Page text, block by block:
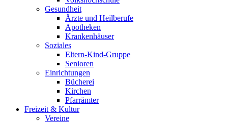
Gesundheit
Ärzte und Heilberufe
Apotheken
Krankenhäuser
Soziales
Eltern-Kind-Gruppe
Senioren
Einrichtungen
Bücherei
Kirchen
Pfarrämter
Freizeit & Kultur
Vereine